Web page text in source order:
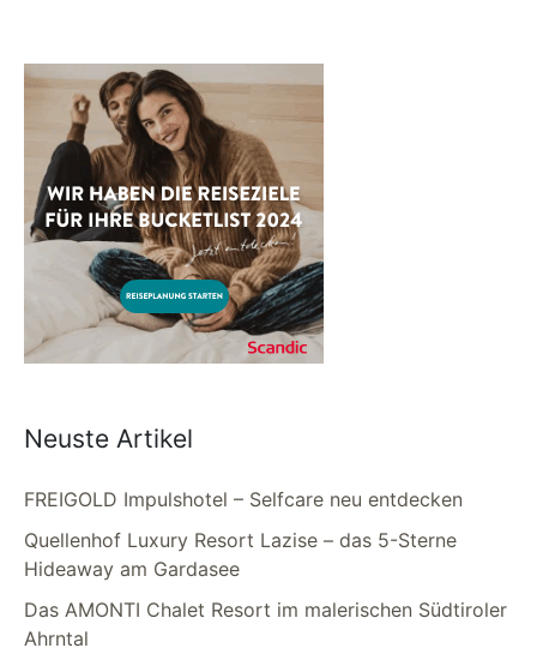
Neuste Artikel
FREIGOLD Impulshotel – Selfcare neu entdecken
Quellenhof Luxury Resort Lazise – das 5-Sterne
Hideaway am Gardasee
Das AMONTI Chalet Resort im malerischen Südtiroler
Ahrntal